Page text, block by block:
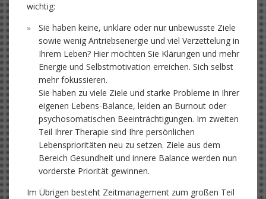
wichtig:
Sie haben keine, unklare oder nur unbewusste Ziele
sowie wenig Antriebsenergie und viel Verzettelung in
Ihrem Leben? Hier möchten Sie Klärungen und mehr
Energie und Selbstmotivation erreichen. Sich selbst
mehr fokussieren.
Sie haben zu viele Ziele und starke Probleme in Ihrer
eigenen Lebens-Balance, leiden an Burnout oder
psychosomatischen Beeinträchtigungen. Im zweiten
Teil Ihrer Therapie sind Ihre persönlichen
Lebensprioritäten neu zu setzen. Ziele aus dem
Bereich Gesundheit und innere Balance werden nun
vorderste Priorität gewinnen.
Im Übrigen besteht Zeitmanagement zum großen Teil